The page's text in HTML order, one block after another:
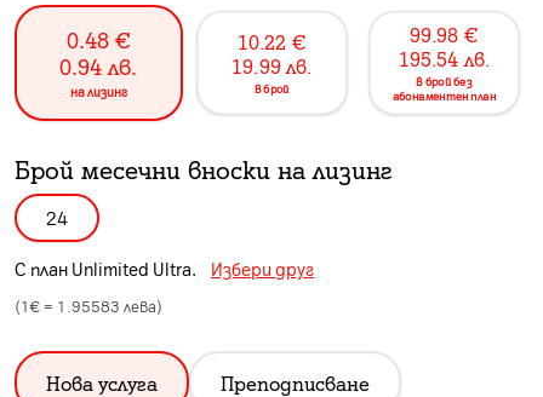
0.48 €
0.94 лв.
на лизинг
10.22 €
19.99 лв.
в брой
99.98 €
195.54 лв.
в брой без
абонаментен план
Брой месечни вноски на лизинг
24
С план Unlimited Ultra. Избери друг
(1€ = 1.95583 лева)
Нова услуга Преподписване